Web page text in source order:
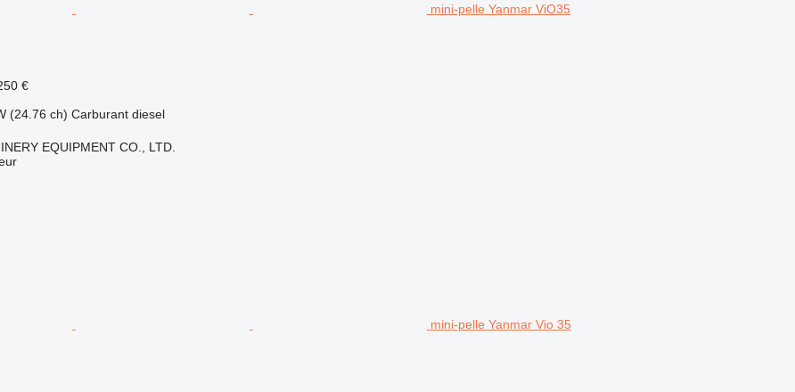
mini-pelle Yanmar ViO35
€
(24.76 ch) Carburant diesel
EQUIPMENT CO., LTD.
mini-pelle Yanmar Vio 35